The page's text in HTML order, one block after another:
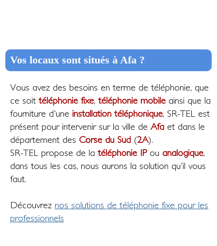
Vos locaux sont situés à Afa ?
Vous avez des besoins en terme de téléphonie, que
ce soittéléphonie fixe,téléphonie mobile ainsi que la
fourniture d'une installation téléphonique, SR-TEL est
présent pour intervenir sur la ville deAfa et dans le
département des Corse du Sud (2A).
SR-TEL propose de latéléphonie IPou analogique,
dans tous les cas, nous aurons la solution qu'il vous
faut.
Découvrez nos solutions de téléphonie fixe pour les
professionnels